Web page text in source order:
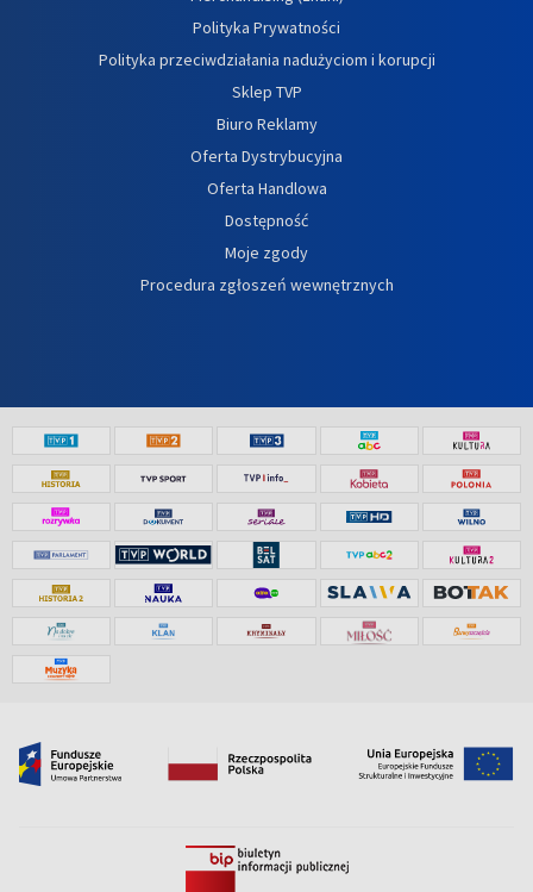
Polityka Prywatności
Polityka przeciwdziałania nadużyciom i korupcji
Sklep TVP
Biuro Reklamy
Oferta Dystrybucyjna
Oferta Handlowa
Dostępność
Moje zgody
Procedura zgłoszeń wewnętrznych